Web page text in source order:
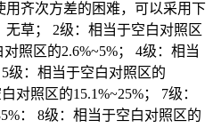
齐次方差的困难，可以采用下
草； 2级：相当于空白对照区
照区的2.6%~5%； 4级：相当
级：相当于空白对照区的
对照区的15.1%~25%； 7级：
： 8级：相当于空白对照区的